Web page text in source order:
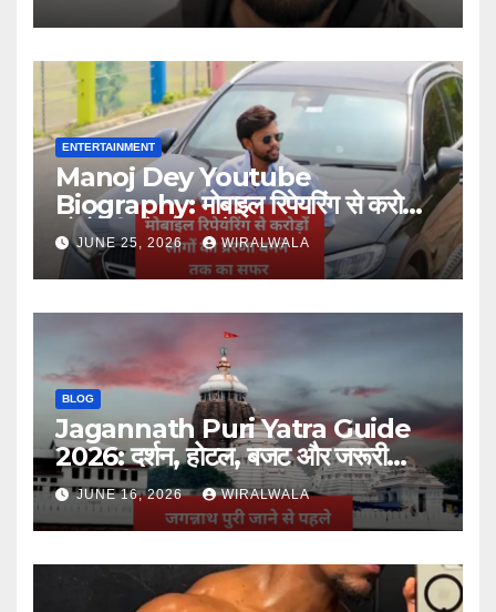
ENTERTAINMENT
Manoj Dey Youtube
Biography: मोबाइल रिपेयरिंग से करोड़ों
लोगों की प्रेरणा बनने तक का सफर
JUNE 25, 2026 WIRALWALA
BLOG
Jagannath Puri Yatra Guide
2026: दर्शन, होटल, बजट और जरूरी
जानकारी
JUNE 16, 2026 WIRALWALA